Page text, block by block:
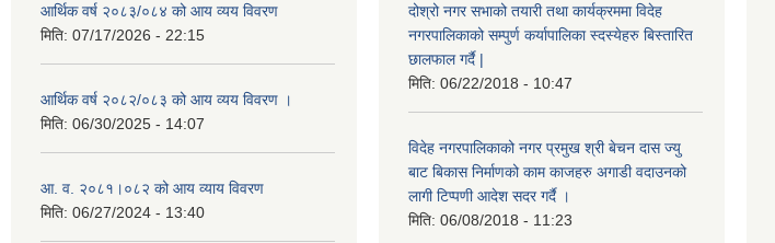
आर्थिक वर्ष २०८३/०८४ को आय व्यय विवरण
मिति: 07/17/2026 - 22:15
आर्थिक वर्ष २०८२/०८३ को आय व्यय विवरण ।
मिति: 06/30/2025 - 14:07
आ. व. २०८१।०८२ को आय व्याय विवरण
मिति: 06/27/2024 - 13:40
दोश्रो नगर सभाको तयारी तथा कार्यक्रममा विदेह
नगरपालिकाको सम्पुर्ण कर्यापालिका स्दस्येहरु बिस्तारित
छालफाल गर्दै |
मिति: 06/22/2018 - 10:47
विदेह नगरपालिकाको नगर प्रमुख श्री बेचन दास ज्यु
बाट बिकास निर्माणको काम काजहरु अगाडी वदाउनको
लागी टिप्पणी आदेश सदर गर्दै ।
मिति: 06/08/2018 - 11:23